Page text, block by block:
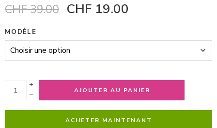
CHF39.00 CHF 19.00
MODÈLE
+
−
AJOUTER AU PANIER
ACHETER MAINTENANT